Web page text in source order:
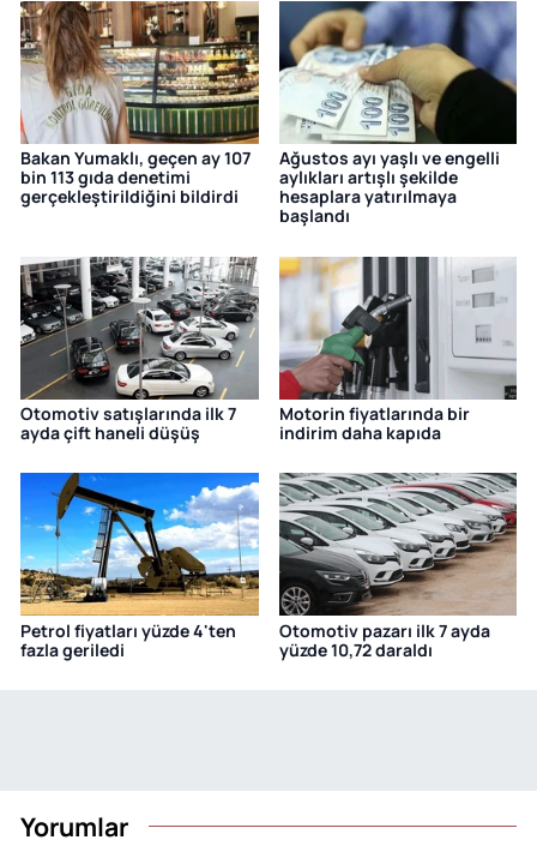
Bakan Yumaklı, geçen ay 107
bin 113 gıda denetimi
gerçekleştirildiğini bildirdi
Ağustos ayı yaşlı ve engelli
aylıkları artışlı şekilde
hesaplara yatırılmaya
başlandı
Otomotiv satışlarında ilk 7
ayda çift haneli düşüş
Motorin fiyatlarında bir
indirim daha kapıda
Petrol fiyatları yüzde 4'ten
fazla geriledi
Otomotiv pazarı ilk 7 ayda
yüzde 10,72 daraldı
Yorumlar